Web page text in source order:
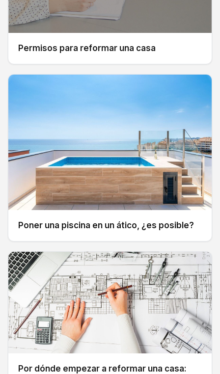
Permisos para reformar una casa
Poner una piscina en un ático, ¿es posible?
Por dónde empezar a reformar una casa: